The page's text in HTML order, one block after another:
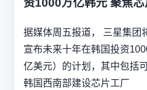
资1000万亿韩元 聚焦
据媒体周五报道， 三星集团
宣布未来十年在韩国投资
亿美元）的计划，其中包括
韩国西南部建设芯片工厂